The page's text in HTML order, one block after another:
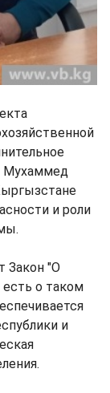
Мухаммед
и роли
Закон "О
есть о таком
и